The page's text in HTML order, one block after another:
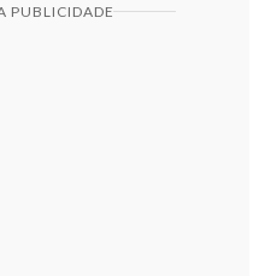
PUBLICIDADE